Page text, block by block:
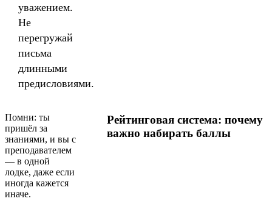
уважением.
Не
перегружай
письма
длинными
предисловиями.
Помни: ты
пришёл за
знаниями, и вы с
преподавателем
— в одной
лодке, даже если
иногда кажется
иначе.
Рейтинговая система: почему
важно набирать баллы